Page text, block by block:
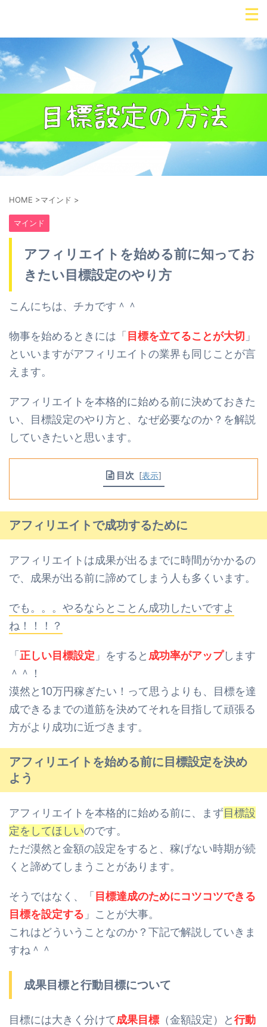
HOME >マインド >
マインド
アフィリエイトを始める前に知ってお
きたい目標設定のやり方
こんにちは、チカです＾＾
物事を始めるときには「 目標を立てることが大切 」
といいますがアフィリエイトの業界も同じことが言
えます。
アフィリエイトを本格的に始める前に決めておきた
い、目標設定のやり方と、なぜ必要なのか？を解説
していきたいと思います。
目次 [表示]
アフィリエイトで成功するために
アフィリエイトは成果が出るまでに時間がかかるの
で、 成果が出る前に諦めてしまう人も多くいます。
でも。。。やるならとことん成功したいですよ
ね！！！？
「 正しい目標設定 」をすると 成功率がアップします
＾＾！
漠然と10万円稼ぎたい！って思うよりも、目標を達
成できるまでの道筋を決めてそれを目指して頑張る
方がより成功に近づきます。
アフィリエイトを始める前に目標設定を決め
よう
アフィリエイトを本格的に始める前に、まず目標設
定をしてほしいのです。
ただ漠然と金額の設定をすると、稼げない時期が続
くと諦めてしまうことがあります。
そうではなく、「 目標達成のためにコツコツできる
目標を設定する 」ことが大事。
これはどういうことなのか？下記で解説していきま
すね＾＾
成果目標と行動目標について
目標には大きく分けて成果目標 （金額設定）と行動